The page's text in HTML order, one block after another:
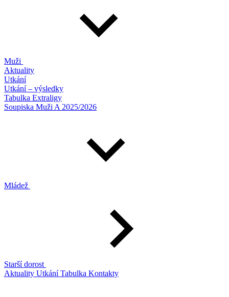
Muži
Aktuality
Utkání
Utkání – výsledky
Tabulka Extraligy
Soupiska Muži A 2025/2026
Mládež
Starší dorost
Aktuality UtkáníTabulka Kontakty